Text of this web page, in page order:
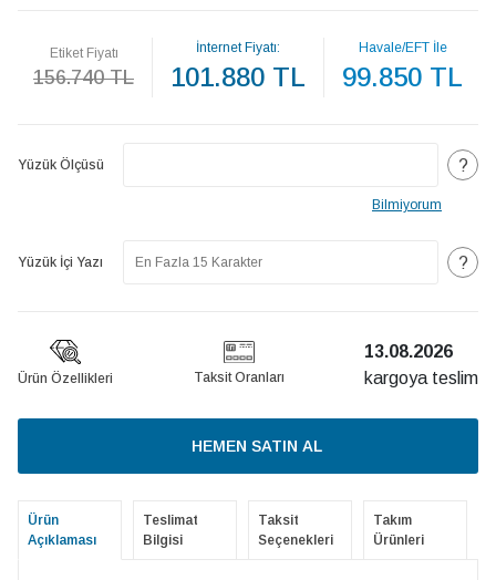
Etiket Fiyatı
156.740 TL
İnternet Fiyatı:
101.880 TL
Havale/EFT İle
99.850 TL
Yüzük Ölçüsü ?
Bilmiyorum
Yüzük İçi Yazı ?
Ürün Özellikleri Taksit Oranları
13.08.2026
kargoya teslim
HEMEN SATIN AL
Ürün
Açıklaması
Teslimat
Bilgisi
Taksit
Seçenekleri
Takım
Ürünleri